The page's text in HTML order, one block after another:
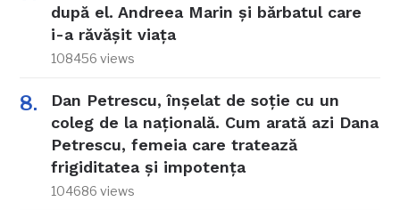
după el. Andreea Marin și bărbatul care
i-a răvășit viața
108456 views
Dan Petrescu, înșelat de soție cu un
coleg de la națională. Cum arată azi Dana
Petrescu, femeia care tratează
frigiditatea și impotența
104686 views